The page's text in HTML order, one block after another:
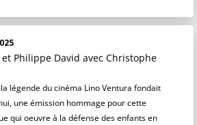
Philippe David avec Christophe
légende du cinéma Lino Ventura fondait
une émission hommage pour cette
qui oeuvre à la défense des enfants en